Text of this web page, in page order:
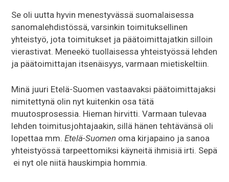
Se oli uutta hyvin menestyvässä suomalaisessa
sanomalehdistössä, varsinkin toimituksellinen
yhteistyö, jota toimitukset ja päätoimittajatkin silloin
vierastivat. Meneekö tuollaisessa yhteistyössä lehden
ja päätoimittajan itsenäisyys, varmaan mietiskeltiin.
Minä juuri Etelä-Suomen vastaavaksi päätoimittajaksi
nimitettynä olin nyt kuitenkin osa tätä
muutosprosessia. Hieman hirvitti. Varmaan tulevaa
lehden toimitusjohtajaakin, sillä hänen tehtävänsä oli
lopettaa mm.Etelä-Suomen oma kirjapaino ja sanoa
yhteistyössä tarpeettomiksi käyneitä ihmisiä irti. Sepä
ei nyt ole niitä hauskimpia hommia.